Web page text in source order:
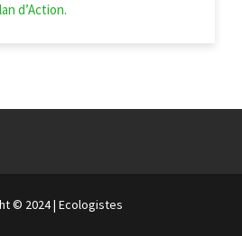
d’Action.
© 2024 | Ecologistes